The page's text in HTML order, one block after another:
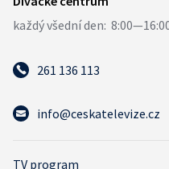
261 136 113
info@ceskatelevize.cz
TV program